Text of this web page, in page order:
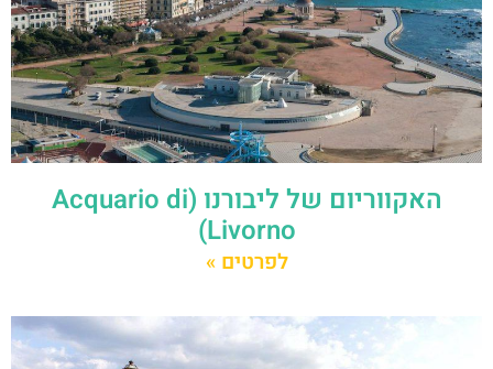
האקווריום של ליבורנו (Acquario di
Livorno)
לפרטים »